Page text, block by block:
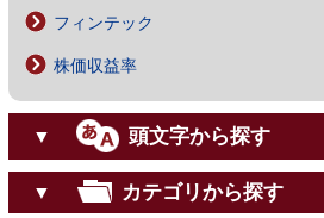
フィンテック
株価収益率
▼ 頭文字から探す
▼ カテゴリから探す